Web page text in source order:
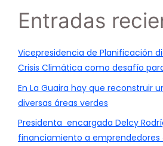
Entradas
Vicepresidencia de Planificación
Crisis Climática como desafío
En La Guaira hay que reconstruir
diversas áreas verdes
Presidenta encargada Delcy
financiamiento a emprendedores